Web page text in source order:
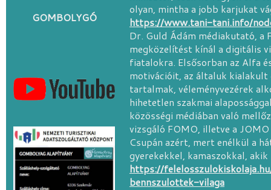
olyan, mintha a jobb karjukat
https://www.tani-tani.info/
Dr. Guld Ádám médiakutató, a
megközelítést kínál a digitális
fiatalokra. Elsősorban az Alfa
motivációit, az általuk
tartalmak, véleményvezérek
hihetetlen szakmai
közösségi médiában való
vizsgáló FOMO, illetve a
Csupán azért, mert enélkül a
gyerekekkel, kamaszokkal,
https://
bennszulottek-vilaga
GOMBOLYGÓ